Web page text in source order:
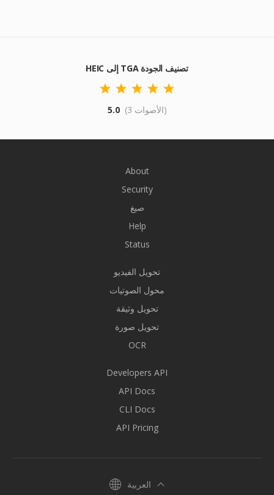
HEIC إلى TGA تصنيف الجودة
5.0 (3 الأصوات)
About
Security
صيغ
Help
Status
تحويل الفيديو
محول الصوتيات
تحويل وثيقة
تحويل صورة
OCR
Developers API
API Docs
CLI Docs
API Pricing
العربية